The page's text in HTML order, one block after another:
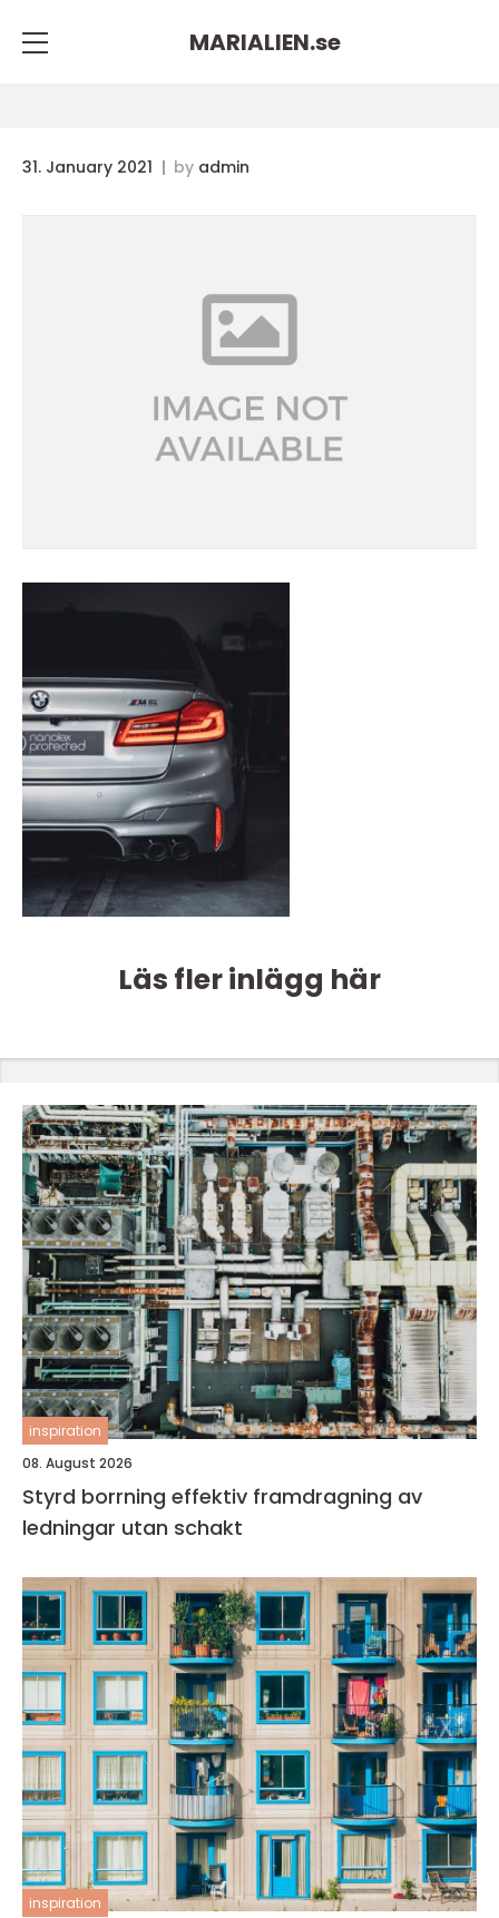
MARIALIEN.se
31. January 2021 by admin
Läs fler inlägg här
inspiration
08. August 2026
Styrd borrning effektiv framdragning av
ledningar utan schakt
inspiration